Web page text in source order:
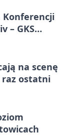
Konferencji
– GKS
na scenę
raz ostatni